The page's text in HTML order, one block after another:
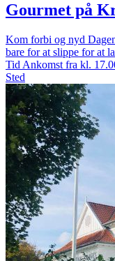
Gourmet på
Kom forbi og nyd
bare for at slippe for at
Tid Ankomst fra kl.
Sted